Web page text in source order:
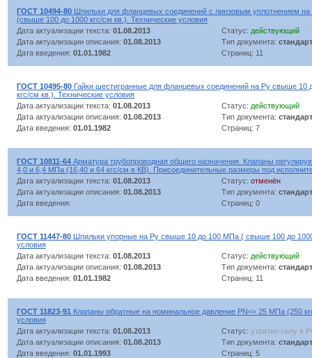
ГОСТ 10494-80 Шпильки для фланцевых соединений с линзовым уплотнением
(свыше 100 до 1000 кгс/см кв.). Технические условия
Дата актуализации текста: 01.08.2013 Статус: действующий
Дата актуализации описания: 01.08.2013 Тип документа: стандарт
Дата введения: 01.01.1982 Страниц: 11
ГОСТ 10495-80 Гайки шестигранные для фланцевых соединений на Ру свыше
кгс/см кв.). Технические условия
Дата актуализации текста: 01.08.2013 Статус: действующий
Дата актуализации описания: 01.08.2013 Тип документа: стандарт
Дата введения: 01.01.1982 Страниц: 7
ГОСТ 10811-64 Арматура трубопроводная общего назначения. Клапаны
4,0 и 6,4 МПа (16,40 и 64 кгс/см в КВ). Присоединительные размеры под
Дата актуализации текста: 01.08.2013 Статус: отменён
Дата актуализации описания: 01.08.2013 Тип документа: стандарт
Дата введения:
Страниц: 0
ГОСТ 11447-80 Шпильки упорные на Ру свыше 10 до 100 МПа ( свыше 100 до
условия
Дата актуализации текста: 01.08.2013 Статус: действующий
Дата актуализации описания: 01.08.2013 Тип документа: стандарт
Дата введения: 01.01.1982 Страниц: 11
ГОСТ 11823-91 Клапаны обратные на номинальное давление РN<= 25 МПа (250
условия
Дата актуализации текста: 01.08.2013 Статус: утратил силу в
Дата актуализации описания: 01.08.2013 Тип документа: стандарт
Дата введения: 01.01.1993 Страниц: 5